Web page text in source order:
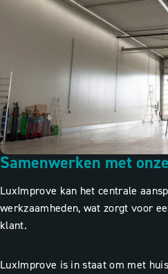
Samenwerken met
LuxImprove kan het centrale
werkzaamheden, wat zorgt voor
klant.
LuxImprove is in staat om met